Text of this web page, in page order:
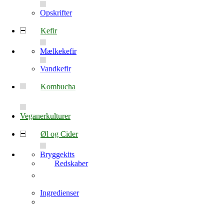
Opskrifter
Kefir
Mælkekefir
Vandkefir
Kombucha
Veganerkulturer
Øl og Cider
Bryggekits
Redskaber
Ingredienser